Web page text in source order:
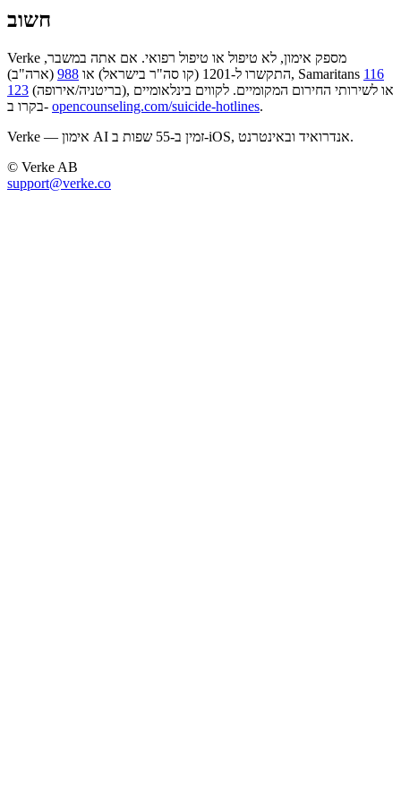
חשוב
Verke מספק אימון, לא טיפול או טיפול רפואי. אם אתה במשבר,
התקשרו ל-1201 (קו סה"ר בישראל) או
988 (ארה"ב), Samaritans 116
123 (בריטניה/אירופה), או לשירותי החירום המקומיים. לקווים בינלאומיים
בקרו ב- opencounseling.com/suicide-hotlines.
Verke — אימון AI זמין ב-55 שפות ב-iOS, אנדרואיד ובאינטרנט.
© Verke AB
support@verke.co